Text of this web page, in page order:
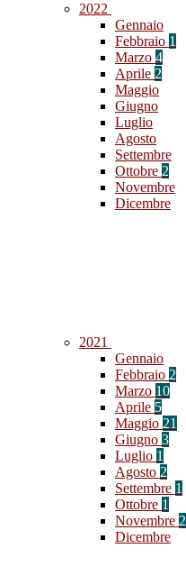
2022
Gennaio
Febbraio 1
Marzo 4
Aprile 2
Maggio
Giugno
Luglio
Agosto
Settembre
Ottobre 2
Novembre
Dicembre
2021
Gennaio
Febbraio 2
Marzo 10
Aprile 5
Maggio 21
Giugno 3
Luglio 1
Agosto 2
Settembre 1
Ottobre 1
Novembre 2
Dicembre